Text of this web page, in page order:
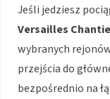
Jeśli jedziesz
Versailles
wybranych
przejścia do
bezpośrednio na